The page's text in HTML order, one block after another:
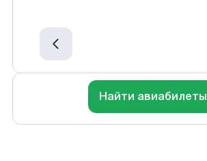
Найти авиабилеты